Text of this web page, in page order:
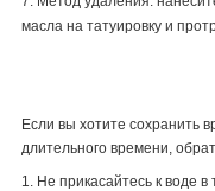
масла на татуировку и
Если вы хотите сохранить
длительного времени,
1. Не прикасайтесь к воде